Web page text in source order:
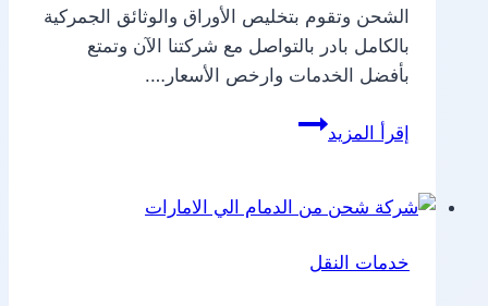
الشحن وتقوم بتخليص الأوراق والوثائق الجمركية
بالكامل بادر بالتواصل مع شركتنا الآن وتمتع
بأفضل الخدمات وارخص الأسعار….
إقرأ المزيدشركة
الدمام
الاردنخدمات النقل